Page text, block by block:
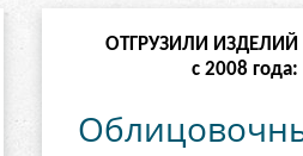
ОТГРУЗИЛИ ИЗДЕЛИЙ
с 2008 года: